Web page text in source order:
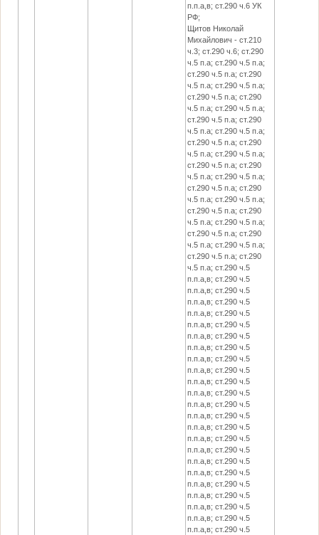
п.п.а,в; ст.290 ч.6 УК
РФ;
Щитов Николай
Михайлович - ст.210
ч.3; ст.290 ч.6; ст.290
ч.5 п.а; ст.290 ч.5 п.а;
ст.290 ч.5 п.а; ст.290
ч.5 п.а; ст.290 ч.5 п.а;
ст.290 ч.5 п.а; ст.290
ч.5 п.а; ст.290 ч.5 п.а;
ст.290 ч.5 п.а; ст.290
ч.5 п.а; ст.290 ч.5 п.а;
ст.290 ч.5 п.а; ст.290
ч.5 п.а; ст.290 ч.5 п.а;
ст.290 ч.5 п.а; ст.290
ч.5 п.а; ст.290 ч.5 п.а;
ст.290 ч.5 п.а; ст.290
ч.5 п.а; ст.290 ч.5 п.а;
ст.290 ч.5 п.а; ст.290
ч.5 п.а; ст.290 ч.5 п.а;
ст.290 ч.5 п.а; ст.290
ч.5 п.а; ст.290 ч.5 п.а;
ст.290 ч.5 п.а; ст.290
ч.5 п.а; ст.290 ч.5
п.п.а,в; ст.290 ч.5
п.п.а,в; ст.290 ч.5
п.п.а,в; ст.290 ч.5
п.п.а,в; ст.290 ч.5
п.п.а,в; ст.290 ч.5
п.п.а,в; ст.290 ч.5
п.п.а,в; ст.290 ч.5
п.п.а,в; ст.290 ч.5
п.п.а,в; ст.290 ч.5
п.п.а,в; ст.290 ч.5
п.п.а,в; ст.290 ч.5
п.п.а,в; ст.290 ч.5
п.п.а,в; ст.290 ч.5
п.п.а,в; ст.290 ч.5
п.п.а,в; ст.290 ч.5
п.п.а,в; ст.290 ч.5
п.п.а,в; ст.290 ч.5
п.п.а,в; ст.290 ч.5
п.п.а,в; ст.290 ч.5
п.п.а,в; ст.290 ч.5
п.п.а,в; ст.290 ч.5
п.п.а,в; ст.290 ч.5
п.п.а,в; ст.290 ч.5